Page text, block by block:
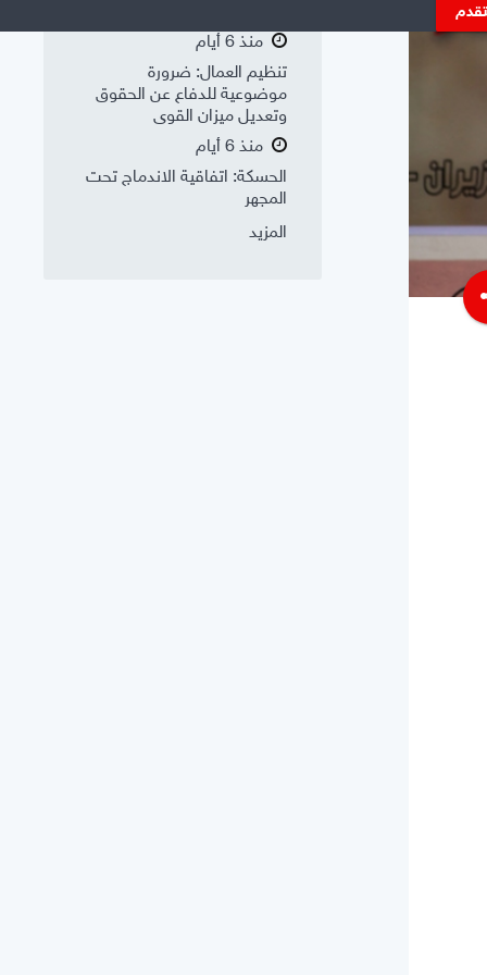
منذ 6 أيام
تنظيم العمال: ضرورة
موضوعية للدفاع عن الحقوق
وتعديل ميزان القوى
منذ 6 أيام
الحسكة: اتفاقية الاندماج تحت
المجهر
المزيد